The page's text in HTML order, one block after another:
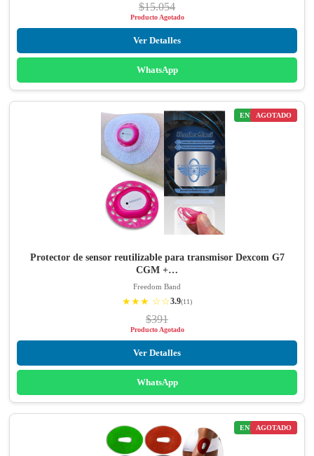
$15.054
Producto Agotado
Ver Detalles
WhatsApp
ENVÍO GRATIS
AGOTADO
Protector de sensor reutilizable para transmisor Dexcom G7
CGM +…
Freedom Band
★★★ ☆☆3.9(11)
$391
Producto Agotado
Ver Detalles
WhatsApp
ENVÍO GRATIS
AGOTADO